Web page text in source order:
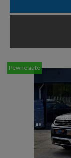
Pewne auto